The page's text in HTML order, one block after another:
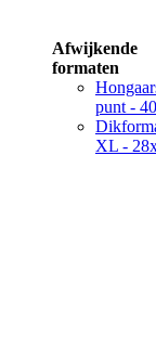
Afwijkende
formaten
punt -
XL -